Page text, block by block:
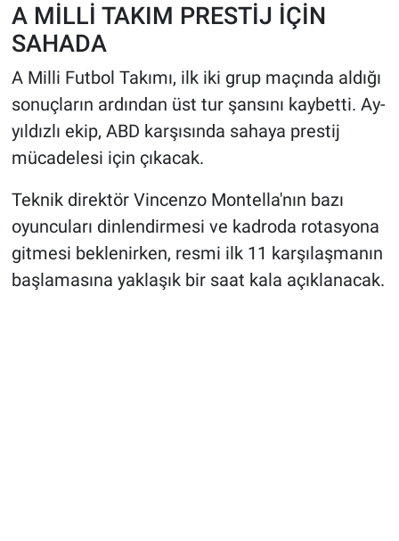
A MİLLİ TAKIM PRESTİJ İÇİN
SAHADA
A Milli Futbol Takımı, ilk iki grup maçında aldığı
sonuçların ardından üst tur şansını kaybetti. Ay-
yıldızlı ekip, ABD karşısında sahaya prestij
mücadelesi için çıkacak.
Teknik direktör Vincenzo Montella'nın bazı
oyuncuları dinlendirmesi ve kadroda rotasyona
gitmesi beklenirken, resmi ilk 11 karşılaşmanın
başlamasına yaklaşık bir saat kala açıklanacak.